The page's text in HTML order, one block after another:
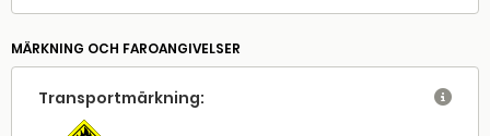
MÄRKNING OCH FAROANGIVELSER
Transport­märkning: 